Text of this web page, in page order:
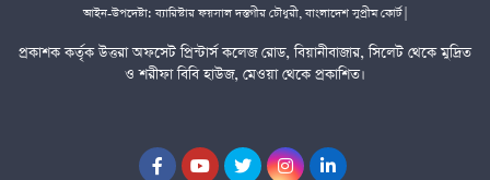
আইন-উপদেষ্টা: ব্যারিস্টার ফয়সাল দস্তগীর চৌধুরী, বাংলাদেশ সুপ্রীম কোর্ট |
প্রকাশক কর্তৃক উত্তরা অফসেট প্রিন্টার্স কলেজ রোড, বিয়ানীবাজার, সিলেট থেকে মুদ্রিত
ও শরীফা বিবি হাউজ, মেওয়া থেকে প্রকাশিত।